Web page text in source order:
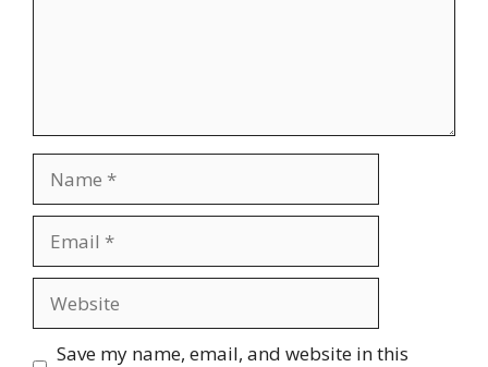
Save my name, email, and website in this